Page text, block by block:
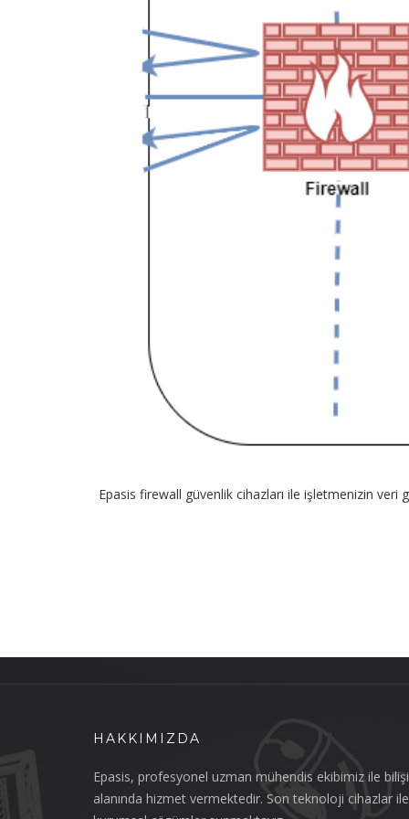
Epasis firewall güvenlik cihazları ile işletmenizin
HAKKIMIZDA
Epasis, profesyonel uzman mühendis ekibimiz ile
alanında hizmet vermektedir. Son teknoloji cihazlar ile